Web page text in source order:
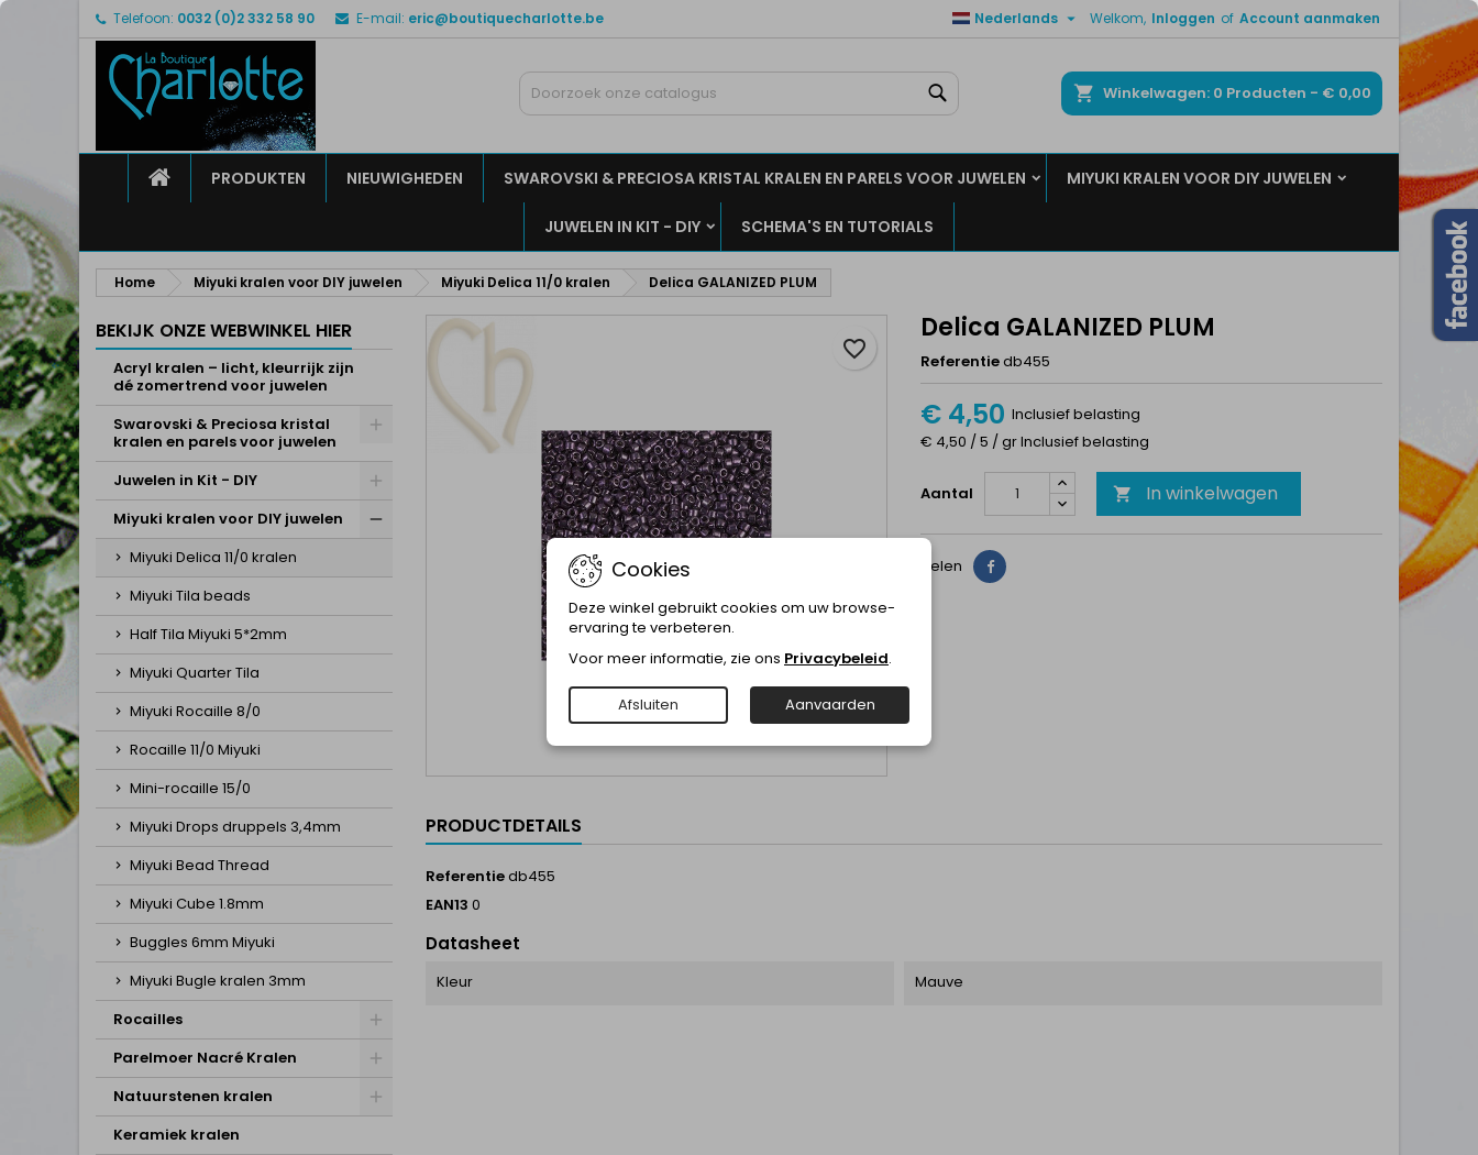
Telefoon: 0032 (0)2 332 58 90 E-mail: eric@boutiquecharlotte.be Welkom, Inloggen of Account aanmaken
Nederlands 
Winkelwagen 0 Producten - € 0,00
HOMEPRODUKTEN NIEUWIGHEDEN SWAROVSKI & PRECIOSA KRISTAL KRALEN EN PARELS VOOR JUWELEN MIYUKI KRALEN VOOR DIY JUWELEN
JUWELEN IN KIT - DIY SCHEMA'S EN TUTORIALS
Home Miyuki kralen voor DIY juwelen Miyuki Delica 11/0 kralen Delica GALANIZED PLUM
BEKIJK ONZE WEBWINKEL HIER
Acryl kralen – licht, kleurrijk zijn
dé zomertrend voor juwelen
Swarovski & Preciosa kristal
kralen en parels voor juwelen
Juwelen in Kit - DIY
Miyuki kralen voor DIY juwelen
Miyuki Delica 11/0 kralen
Miyuki Tila beads
Half Tila Miyuki 5*2mm
Miyuki Quarter Tila
Miyuki Rocaille 8/0
Rocaille 11/0 Miyuki
Mini-rocaille 15/0
Miyuki Drops druppels 3,4mm
Miyuki Bead Thread
Miyuki Cube 1.8mm
Buggles 6mm Miyuki
Miyuki Bugle kralen 3mm
Rocailles
Parelmoer Nacré Kralen
Natuurstenen kralen
Keramiek kralen
Delica GALANIZED PLUM
Referentiedb455
€ 4,50 Inclusief belasting
€ 4,50 / 5 / gr Inclusief belasting
Aantal  In winkelwagen
favorite_border
Delen Delen
PRODUCTDETAILS
Referentiedb455
EAN13 0
Datasheet
Kleur Mauve
Mijn verlanglijsten
Maak een lijst
Maak een verlanglijst
Inloggen
U moet ingelogd zijn om producten in uw verlanglijst op te slaan.
Annuleren Inloggen
Cookies
Deze winkel gebruikt cookies om uw browse-
ervaring te verbeteren.
Voor meer informatie, zie ons Privacybeleid.
Afsluiten Aanvaarden